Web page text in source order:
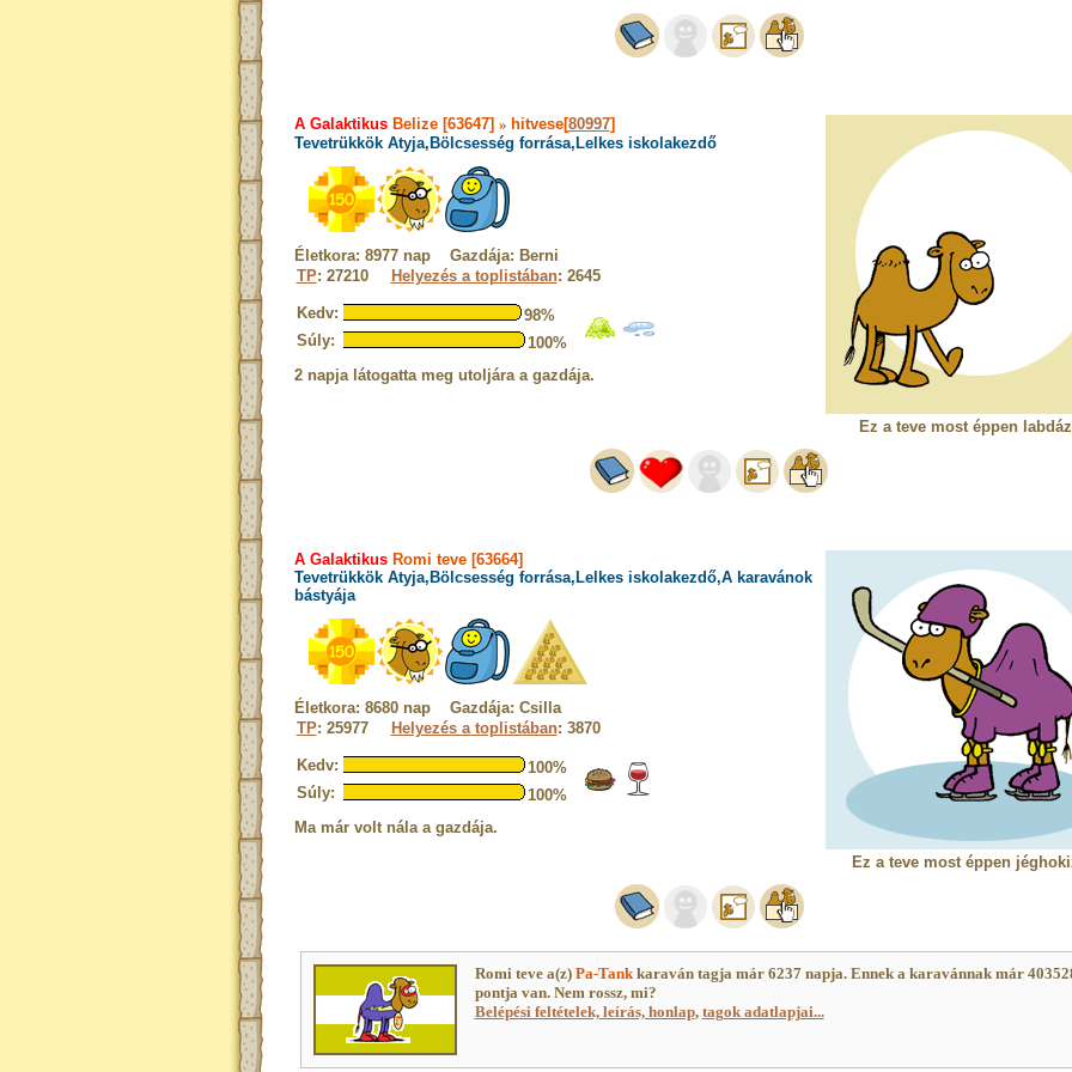
A GalaktikusBelize [63647] » hitvese[80997]
Tevetrükkök Atyja,Bölcsesség forrása,Lelkes iskolakezdő
Életkora: 8977 nap Gazdája: Berni
TP: 27210 Helyezés a toplistában: 2645
Kedv:
98%
Súly:
100%
2 napja látogatta meg utoljára a gazdája.
Ez a teve most éppen
A GalaktikusRomi teve [63664]
Tevetrükkök Atyja,Bölcsesség forrása,Lelkes iskolakezdő,A karavánok
bástyája
Életkora: 8680 nap Gazdája: Csilla
TP: 25977 Helyezés a toplistában: 3870
Kedv:
100%
Súly:
100%
Ma már volt nála a gazdája.
Ez a teve most éppen
Romi teve a(z) Pa-Tankkaraván tagja már 6237 napja. Ennek a karavánnak már
pontja van. Nem rossz, mi?
Belépési feltételek, leírás, honlap, tagok adatlapjai...